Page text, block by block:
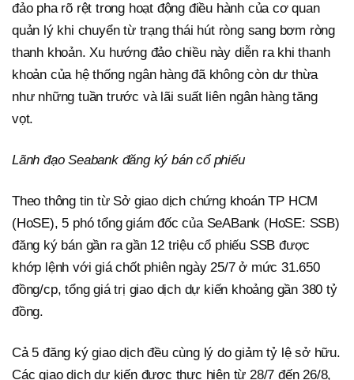
đảo pha rõ rệt trong hoạt động điều hành của cơ quan
quản lý khi chuyển từ trạng thái hút ròng sang bơm ròng
thanh khoản. Xu hướng đảo chiều này diễn ra khi thanh
khoản của hệ thống ngân hàng đã không còn dư thừa
như những tuần trước và lãi suất liên ngân hàng tăng
vọt.
Lãnh đạo Seabank đăng ký bán cổ phiếu
Theo thông tin từ Sở giao dịch chứng khoán TP HCM
(HoSE), 5 phó tổng giám đốc của SeABank (HoSE: SSB)
đăng ký bán gần ra gần 12 triệu cổ phiếu SSB được
khớp lệnh với giá chốt phiên ngày 25/7 ở mức 31.650
đồng/cp, tổng giá trị giao dịch dự kiến khoảng gần 380 tỷ
đồng.
Cả 5 đăng ký giao dịch đều cùng lý do giảm tỷ lệ sở hữu.
Các giao dịch dự kiến được thực hiện từ 28/7 đến 26/8,